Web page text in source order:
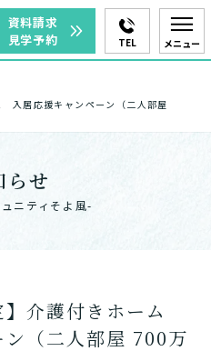
資料請求
見学予約
TEL メニュー
居応援キャンペーン（二人部屋
らせ
ニティそよ風-
介護付きホーム
（二人部屋 700万